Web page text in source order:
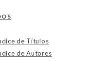
de Títulos
de Autores